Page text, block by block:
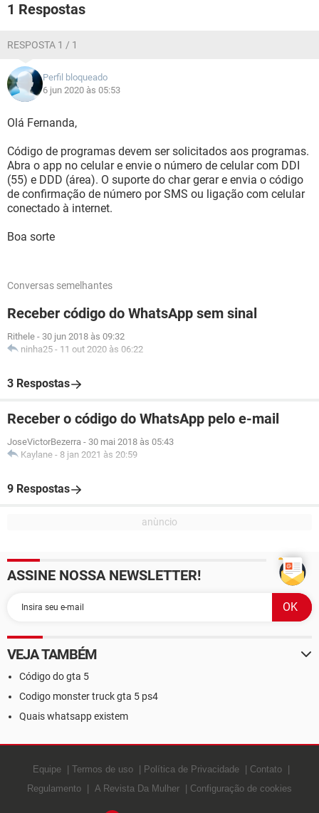
1 Respostas
RESPOSTA 1 / 1
Perfil bloqueado
6 jun 2020 às 05:53
Olá Fernanda,
Código de programas devem ser solicitados aos programas.
Abra o app no celular e envie o número de celular com DDI
(55) e DDD (área). O suporte do char gerar e envia o código
de confirmação de número por SMS ou ligação com celular
conectado à internet.
Boa sorte
Conversas semelhantes
Receber código do WhatsApp sem sinal
Rithele - 30 jun 2018 às 09:32
ninha25 - 11 out 2020 às 06:22
3 Respostas
Receber o código do WhatsApp pelo e-mail
JoseVictorBezerra - 30 mai 2018 às 05:43
Kaylane - 8 jan 2021 às 20:59
9 Respostas
ASSINE NOSSA NEWSLETTER!
VEJA TAMBÉM
Código do gta 5
Codigo monster truck gta 5 ps4
Quais whatsapp existem
Equipe Termos de uso Política de Privacidade
Contato
Regulamento
A Revista Da Mulher Configuração de cookies